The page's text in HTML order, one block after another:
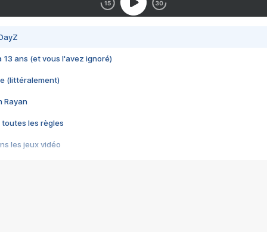
13 ans (et vous l'avez ignoré)
(littéralement)
Rayan
toutes les règles
les jeux vidéo